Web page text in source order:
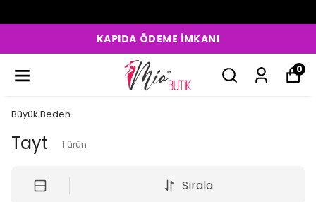
KAPIDA ÖDEME İMKANI
0
Büyük Beden
Tayt 1 ürün
Sırala